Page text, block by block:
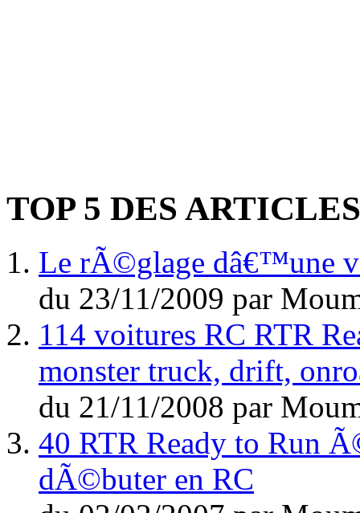
TOP 5 DES ARTICLES
Le rÃ©glage dâ€™une
du 23/11/2009 par
114 voitures RC RTR
monster truck, drift,
du 21/11/2008 par
40 RTR Ready to Run
dÃ©buter en RC